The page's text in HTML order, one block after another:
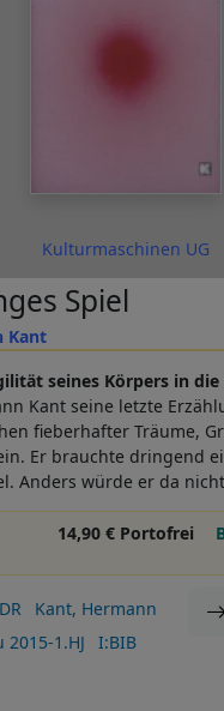
Kulturmaschinen UG
Kant
Spiel
seines Körpers in
Kant seine letzte
fieberhafter Träume,
Er brauchte dringend
Anders würde er da
14,90 € Portofrei
Kant, Hermann
2015-1.HJ
I:BIB